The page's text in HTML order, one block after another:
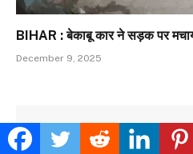
BIHAR : बेकाबू कार ने सड़क पर
December 9, 2025
LEAVE A REPLY